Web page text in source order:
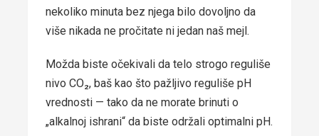
nekoliko minuta bez njega bilo dovoljno da
više nikada ne pročitate ni jedan naš mejl.
Možda biste očekivali da telo strogo reguliše
nivo CO₂, baš kao što pažljivo reguliše pH
vrednosti — tako da ne morate brinuti o
„alkalnoj ishrani“ da biste održali optimalni pH.